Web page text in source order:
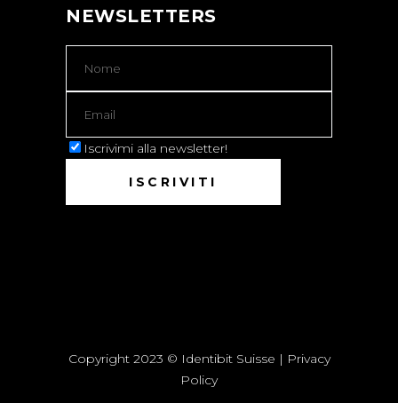
NEWSLETTERS
Iscrivimi alla newsletter!
Copyright 2023 © Identibit Suisse | Privacy
Policy